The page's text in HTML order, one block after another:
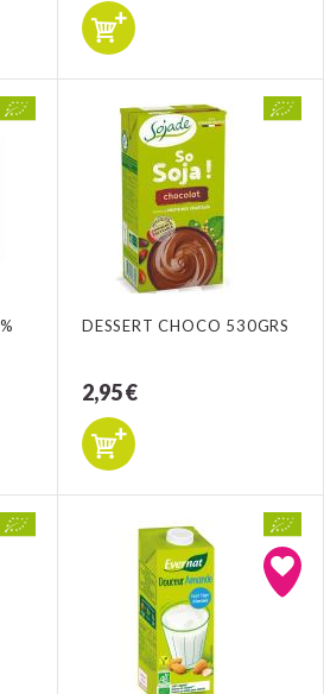
DESSERT CHOCO 530GRS
2,95 €